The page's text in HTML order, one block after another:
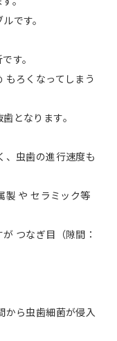
です。
す。
ろくなってしまう
となります。
、虫歯の進行速度も
製 や セラミック等
つなぎ目（隙間：
から虫歯細菌が侵入